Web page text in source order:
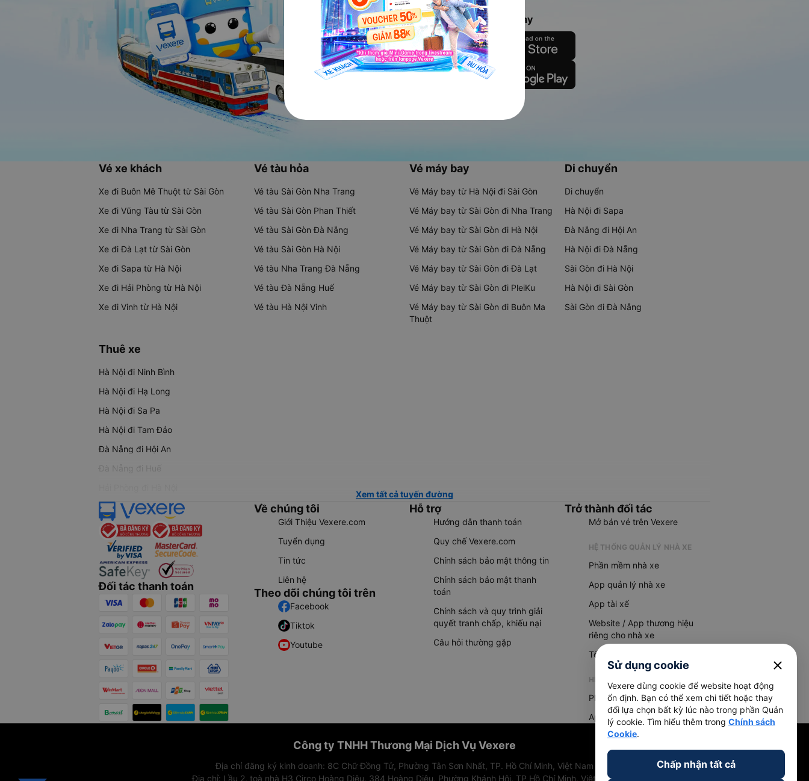
chóng và phù hợp nhất.
Tải ứng dụng Vexere ngay
Vé xe khách
Xe đi Buôn Mê Thuột từ Sài Gòn
Xe đi Vũng Tàu từ Sài Gòn
Xe đi Nha Trang từ Sài Gòn
Xe đi Đà Lạt từ Sài Gòn
Xe đi Sapa từ Hà Nội
Xe đi Hải Phòng từ Hà Nội
Xe đi Vinh từ Hà Nội
Vé tàu hỏa
Vé tàu Sài Gòn Nha Trang
Vé tàu Sài Gòn Phan Thiết
Vé tàu Sài Gòn Đà Nẵng
Vé tàu Sài Gòn Hà Nội
Vé tàu Nha Trang Đà Nẵng
Vé tàu Đà Nẵng Huế
Vé tàu Hà Nội Vinh
Vé máy bay
Vé Máy bay từ Hà Nội đi Sài Gòn
Vé Máy bay từ Sài Gòn đi Nha Trang
Vé Máy bay từ Sài Gòn đi Hà Nội
Vé Máy bay từ Sài Gòn đi Đà Nẵng
Vé Máy bay từ Sài Gòn đi Đà Lạt
Vé Máy bay từ Sài Gòn đi PleiKu
Vé Máy bay từ Sài Gòn đi Buôn Ma
Thuột
Di chuyển
Di chuyển
Hà Nội đi Sapa
Đà Nẵng đi Hội An
Hà Nội đi Đà Nẵng
Sài Gòn đi Hà Nội
Hà Nội đi Sài Gòn
Sài Gòn đi Đà Nẵng
Thuê xe
Hà Nội đi Ninh Bình
Hà Nội đi Hạ Long
Hà Nội đi Sa Pa
Hà Nội đi Tam Đảo
Đà Nẵng đi Hội An
Đà Nẵng đi Huế
Xem tất cả tuyến đường
Đối tác thanh toán
Về chúng tôi
Giới Thiệu Vexere.com
Tuyển dụng
Tin tức
Liên hệ
Theo dõi chúng tôi trên
Facebook
Tiktok
Youtube
Hỗ trợ
Hướng dẫn thanh toán
Quy chế Vexere.com
Chính sách bảo mật thông tin
Chính sách bảo mật thanh
toán
Chính sách và quy trình giải
quyết tranh chấp, khiếu nại
Câu hỏi thường gặp
Trở thành đối tác
Mở bán vé trên Vexere
HỆ THỐNG QUẢN LÝ NHÀ XE
Phần mềm nhà xe
App quản lý nhà xe
App tài xế
Website / App thương hiệu
riêng cho nhà xe
Tổng đài AI
HỆ THỐNG QUẢN LÝ HÀNG HOÁ
Phần mềm quản lý hàng hoá
App quản lý hàng hoá
Công ty TNHH Thương Mại Dịch Vụ Vexere
Địa chỉ đăng ký kinh doanh: 8C Chữ Đồng Tử, Phường Tân Sơn Nhất, TP. Hồ Chí Minh, Việt Nam
Địa chỉ: Lầu 2, toà nhà H3 Circo Hoàng Diệu, 384 Hoàng Diệu, Phường Khánh Hội, TP Hồ Chí Minh, Việt Nam
Sử dụng cookie close
Vexere dùng cookie để website hoạt động
ổn định. Bạn có thể xem chi tiết hoặc thay
đổi lựa chọn bất kỳ lúc nào trong phần Quản
lý cookie. Tìm hiểu thêm trong Chính sách
Cookie.
Chấp nhận tất cả